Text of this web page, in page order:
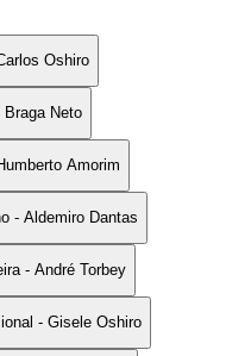
Oshiro
Braga Neto
Amorim
- Aldemiro Dantas
- André Torbey
- Gisele Oshiro